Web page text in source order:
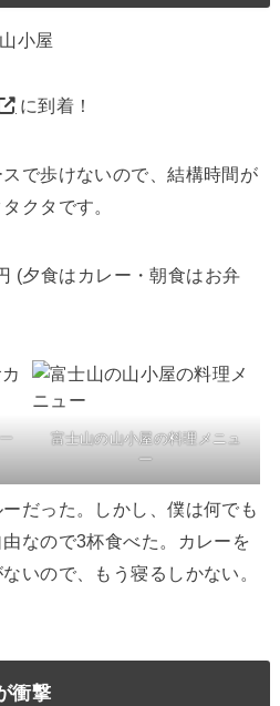
に到着！
で歩けないので、結構時間が
クタです。
(夕食はカレー・朝食はお弁
富士山の山小屋の料理メニュ
ー
だった。しかし、僕は何でも
なので3杯食べた。カレーを
いので、もう寝るしかない。
衝撃